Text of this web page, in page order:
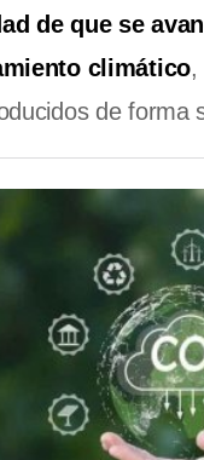
de que se
climático,
de forma